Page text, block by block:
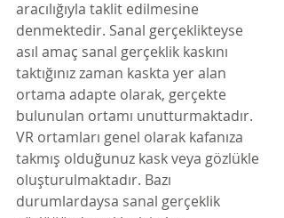
aracılığıyla taklit edilmesine
denmektedir. Sanal gerçeklikteyse
asıl amaç sanal gerçeklik kaskını
taktığınız zaman kaskta yer alan
ortama adapte olarak, gerçekte
bulunulan ortamı unutturmaktadır.
VR ortamları genel olarak kafanıza
takmış olduğunuz kask veya gözlükle
oluşturulmaktadır. Bazı
durumlardaysa sanal gerçeklik